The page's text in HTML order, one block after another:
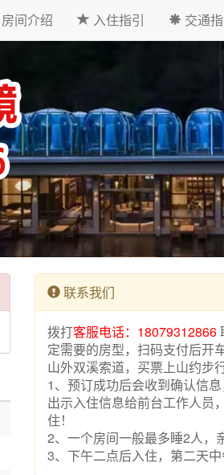
房间介绍 入住指引 交通
联系我们
拨打客服电话：18079312866
定需要的房型，扫码支付后开
山外双溪索道，买票上山约步
1、预订成功后会收到确认信
出示入住信息给前台工作人员
住！
2、一个房间一般最多睡2人，
3、下午二点后入住，第二天